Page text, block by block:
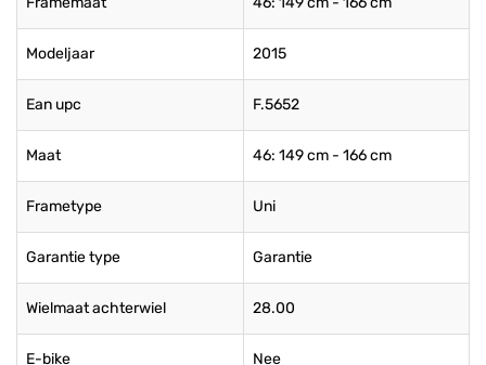
Modeljaar 2015
Ean upc F.5652
Maat 46: 149 cm - 166 cm
Frametype Uni
Garantie type Garantie
Wielmaat achterwiel 28.00
E-bike Nee